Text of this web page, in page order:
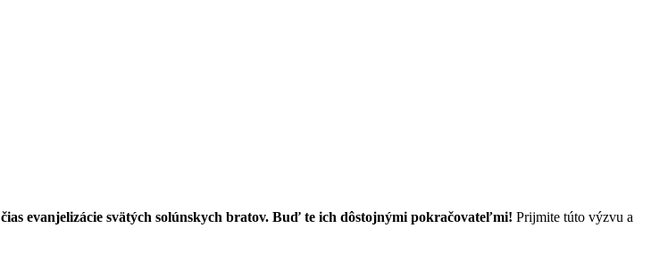
čias evanjelizácie svätých solúnskych bratov. Buď te ich dôstojnými pokračovateľmi! Prijmite túto výzvu a